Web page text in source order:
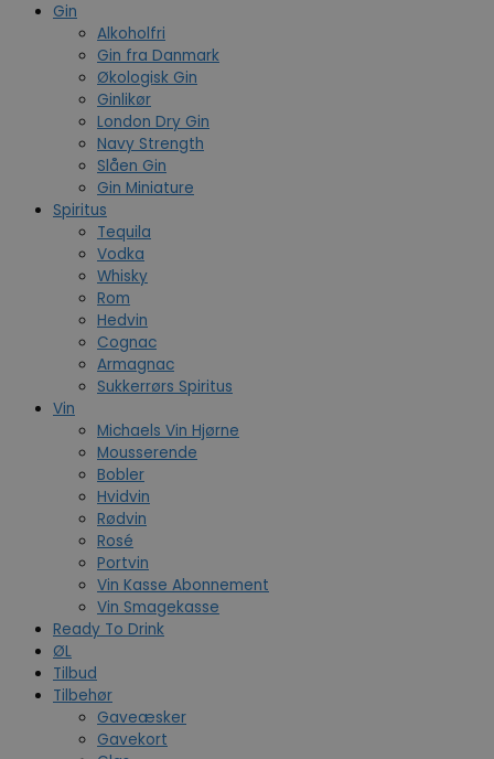
Gin
Alkoholfri
Gin fra Danmark
Økologisk Gin
Ginlikør
London Dry Gin
Navy Strength
Slåen Gin
Gin Miniature
Spiritus
Tequila
Vodka
Whisky
Rom
Hedvin
Cognac
Armagnac
Sukkerrørs Spiritus
Vin
Michaels Vin Hjørne
Mousserende
Bobler
Hvidvin
Rødvin
Rosé
Portvin
Vin Kasse Abonnement
Vin Smagekasse
Ready To Drink
ØL
Tilbud
Tilbehør
Gaveæsker
Gavekort